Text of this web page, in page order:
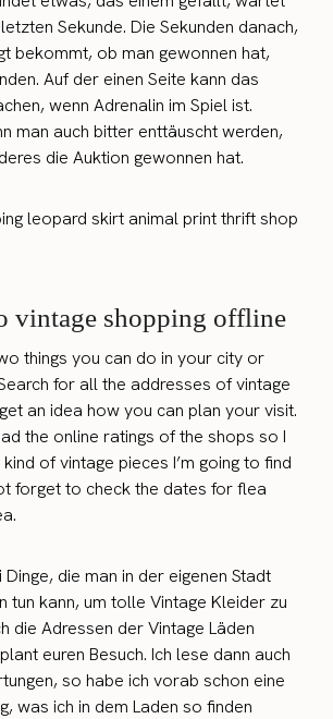
Sekunde. Die Sekunden danach,
bekommt, ob man gewonnen hat,
Auf der einen Seite kann das
wenn Adrenalin im Spiel ist.
man auch bitter enttäuscht werden,
die Auktion gewonnen hat.
vintage shopping offline
things you can do in your city or
for all the addresses of vintage
an idea how you can plan your visit.
the online ratings of the shops so I
of vintage pieces I’m going to find
forget to check the dates for flea
Dinge, die man in der eigenen Stadt
tun kann, um tolle Vintage Kleider zu
die Adressen der Vintage Läden
euren Besuch. Ich lese dann auch
so habe ich vorab schon eine
was ich in dem Laden so finden